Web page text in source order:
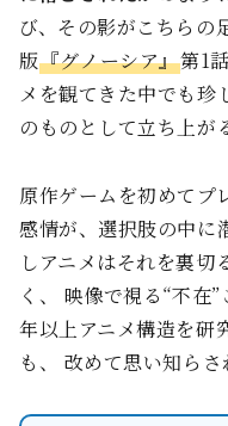
び、その影がこちらの
版『グノーシア』第1
メを観てきた中でも珍
のものとして立ち上が
原作ゲームを初めてプ
感情が、選択肢の中に
しアニメはそれを裏切
く、 映像で視る“不在
年以上アニメ構造を研
も、 改めて思い知らさ